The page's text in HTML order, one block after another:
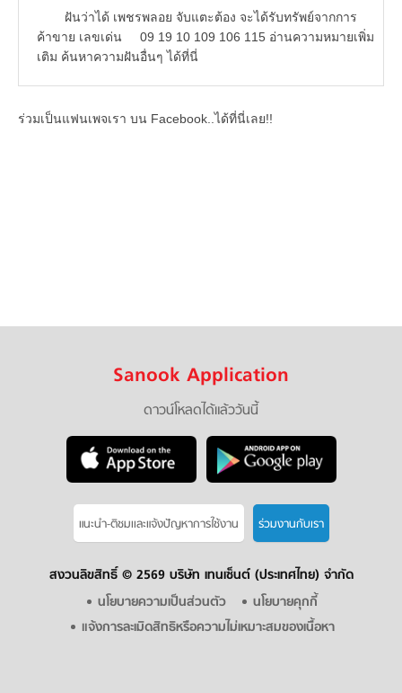
ฝันว่าได้ เพชรพลอย จับแตะต้อง จะได้รับทรัพย์จากการ
ค้าขาย เลขเด่น 09 19 10 109 106 115 อ่านความหมายเพิ่ม
เติม ค้นหาความฝันอื่นๆ ได้ที่นี่
ร่วมเป็นแฟนเพจเรา บน Facebook..ได้ที่นี่เลย!!
Sanook Application
ดาวน์โหลดได้แล้ววันนี้
แนะนำ-ติชมเเละแจ้งปัญหาการใช้งาน ร่วมงานกับเรา
สงวนลิขสิทธิ์ © 2569 บริษัท เทนเซ็นต์ (ประเทศไทย) จำกัด
นโยบายความเป็นส่วนตัว
นโยบายคุกกี้
แจ้งการละเมิดสิทธิหรือความไม่เหมาะสมของเนื้อหา